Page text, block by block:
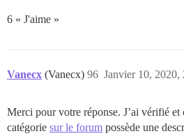
6 « J'aime »
Vanecx (Vanecx) Janvier 10, 2020,
96
Merci pour votre réponse. J’ai vérifié et
catégorie sur le forum possède une